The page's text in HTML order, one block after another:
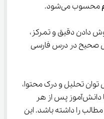
محسوب می‌شود.
دادن دقیق و تمرکز،
صحیح در درس فارسی
تحلیل و درک محتوا،
هدف اصلی این پایه است تا دانش‌آموز پس از هر
را داشته باشد. این